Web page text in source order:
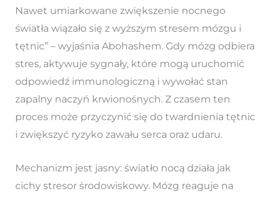
Nawet umiarkowane zwiększenie nocnego
światła wiązało się z wyższym stresem mózgu i
tętnic” – wyjaśnia Abohashem. Gdy mózg odbiera
stres, aktywuje sygnały, które mogą uruchomić
odpowiedź immunologiczną i wywołać stan
zapalny naczyń krwionośnych. Z czasem ten
proces może przyczynić się do twardnienia tętnic
i zwiększyć ryzyko zawału serca oraz udaru.
Mechanizm jest jasny: światło nocą działa jak
cichy stresor środowiskowy. Mózg reaguje na